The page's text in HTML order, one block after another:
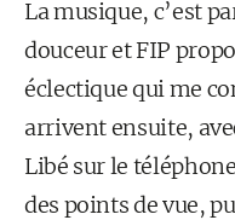
La musique, c’est
douceur et FIP
éclectique qui me
arrivent ensuite,
Libé sur le
des points de vue,